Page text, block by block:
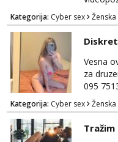
slikice i
od
mamica
Kategorija: Cyber sex
Vesna
za
095
NE
Kategorija: Cyber sex
Tražim